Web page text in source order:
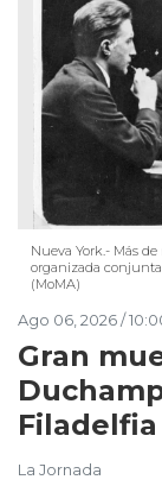
Nueva York.- Más
organizada
(MoMA)
Ago 06, 2026 /
Gran
La Jornada